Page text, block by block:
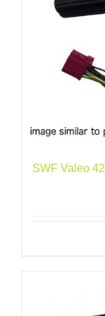
SWF Valeo